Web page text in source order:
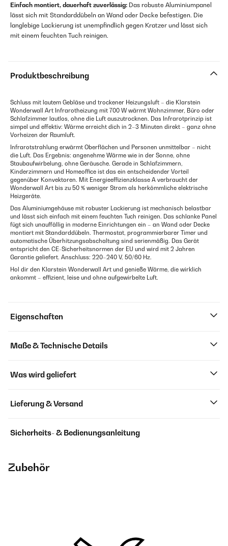
Einfach montiert, dauerhaft zuverlässig: Das robuste Aluminiumpanel
lässt sich mit Standarddübeln an Wand oder Decke befestigen. Die
langlebige Lackierung ist unempfindlich gegen Kratzer und lässt sich
mit einem feuchten Tuch reinigen.
Produktbeschreibung
Schluss mit lautem Gebläse und trockener Heizungsluft – die Klarstein
Wonderwall Art Infrarotheizung mit 700 W wärmt Wohnzimmer, Büro oder
Schlafzimmer lautlos, ohne die Luft auszutrocknen. Das Infrarotprinzip ist
simpel und effektiv: Wärme erreicht dich in 2–3 Minuten direkt – ganz ohne
Vorheizen der Raumluft.
Infrarotstrahlung erwärmt Oberflächen und Personen unmittelbar – nicht
die Luft. Das Ergebnis: angenehme Wärme wie in der Sonne, ohne
Staubaufwirbelung, ohne Geräusche. Gerade in Schlafzimmern,
Kinderzimmern und Homeoffice ist das ein entscheidender Vorteil
gegenüber Konvektoren. Mit Energieeffizienzklasse A verbraucht der
Wonderwall Art bis zu 50 % weniger Strom als herkömmliche elektrische
Heizgeräte.
Das Aluminiumgehäuse mit robuster Lackierung ist mechanisch belastbar
und lässt sich einfach mit einem feuchten Tuch reinigen. Das schlanke Panel
fügt sich unauffällig in moderne Einrichtungen ein – an Wand oder Decke
montiert mit Standarddübeln. Thermostat, programmierbarer Timer und
automatische Überhitzungsabschaltung sind serienmäßig. Das Gerät
entspricht den CE-Sicherheitsnormen der EU und wird mit 2 Jahren
Garantie geliefert. Anschluss: 220–240 V, 50/60 Hz.
Hol dir den Klarstein Wonderwall Art und genieße Wärme, die wirklich
ankommt – effizient, leise und ohne aufgewirbelte Luft.
Eigenschaften
Maße & Technische Details
Was wird geliefert
Lieferung & Versand
Sicherheits- & Bedienungsanleitung
Zubehör